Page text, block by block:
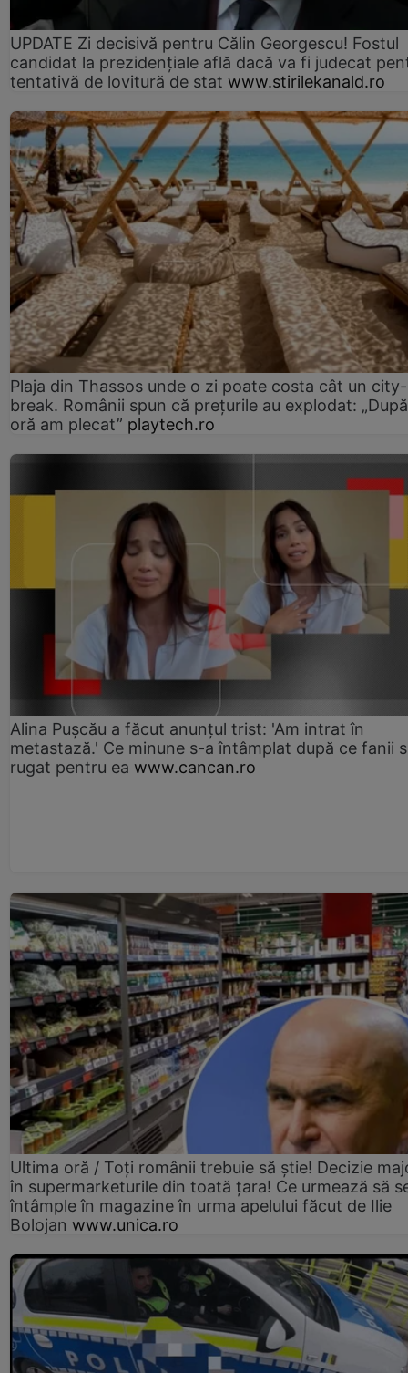
UPDATE Zi decisivă pentru Călin Georgescu! Fostul
candidat la prezidențiale află dacă va fi judecat
tentativă de lovitură de stat www.stirilekanald.ro
Plaja din Thassos unde o zi poate costa cât un city-
break. Românii spun că prețurile au explodat:
oră am plecat” playtech.ro
Alina Pușcău a făcut anunțul trist: 'Am intrat în
metastază.' Ce minune s-a întâmplat după ce fanii
rugat pentru ea www.cancan.ro
Ultima oră / Toți românii trebuie să știe! Decizie
în supermarketurile din toată țara! Ce urmează să
întâmple în magazine în urma apelului făcut de Ilie
Bolojan www.unica.ro